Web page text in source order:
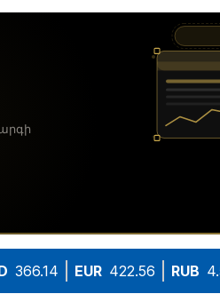
366.14 EUR 422.56 RUB